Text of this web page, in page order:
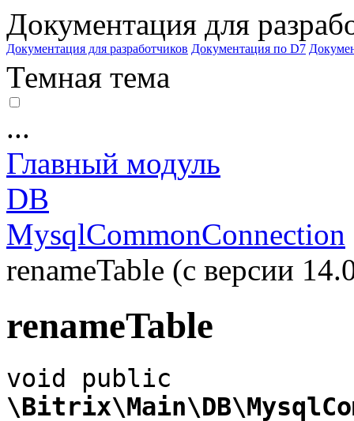
Документация для
Документация для разработчиков Документация по D7
Темная тема
...
Главный модуль
DB
MysqlCommonConnection
renameTable (с версии
renameTable